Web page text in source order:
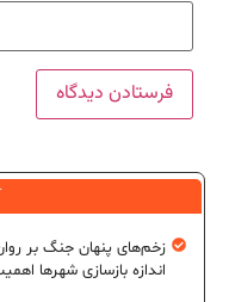
زخم‌های پنهان جنگ بر
اندازه بازسازی شهرها